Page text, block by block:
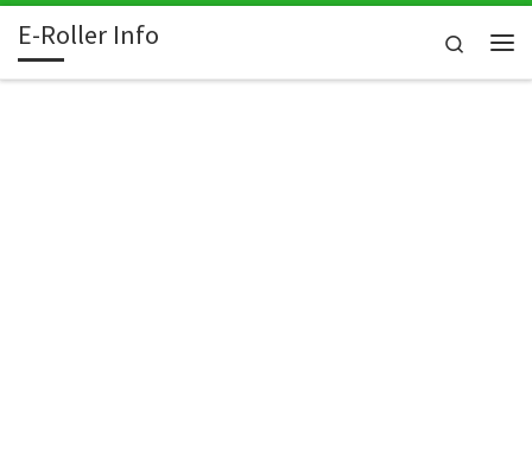
Skip to content
E-Roller Info
Search